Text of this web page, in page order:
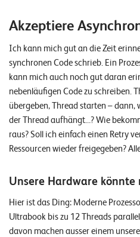
Akzeptiere
Ich kann mich gut an die Zeit
synchronen Code schrieb. Ein
kann mich auch noch gut daran
nebenläufigen Code zu schreiben.
übergeben, Thread starten – dann,
der Thread aufhängt…? Wie
raus? Soll ich einfach einen Retry
Ressourcen wieder freigegeben?
Unsere Hardware könnte
Hier ist das Ding: Moderne
Ultrabook bis zu 12 Threads
davon machen ausser einem